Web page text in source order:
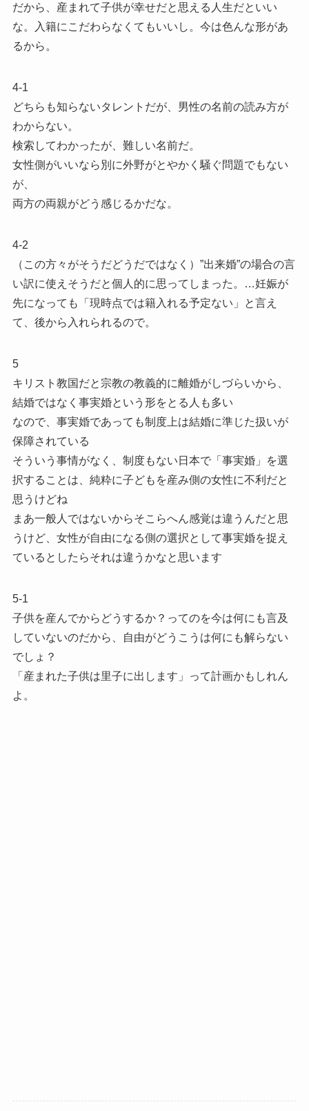
だから、産まれて子供が幸せだと思える人生だといい
な。入籍にこだわらなくてもいいし。今は色んな形があ
るから。
4-1
どちらも知らないタレントだが、男性の名前の読み方が
わからない。
検索してわかったが、難しい名前だ。
女性側がいいなら別に外野がとやかく騒ぐ問題でもない
が、
両方の両親がどう感じるかだな。
4-2
（この方々がそうだどうだではなく）”出来婚”の場合の言
い訳に使えそうだと個人的に思ってしまった。…妊娠が
先になっても「現時点では籍入れる予定ない」と言え
て、後から入れられるので。
5
キリスト教国だと宗教の教義的に離婚がしづらいから、
結婚ではなく事実婚という形をとる人も多い
なので、事実婚であっても制度上は結婚に準じた扱いが
保障されている
そういう事情がなく、制度もない日本で「事実婚」を選
択することは、純粋に子どもを産み側の女性に不利だと
思うけどね
まあ一般人ではないからそこらへん感覚は違うんだと思
うけど、女性が自由になる側の選択として事実婚を捉え
ているとしたらそれは違うかなと思います
5-1
子供を産んでからどうするか？ってのを今は何にも言及
していないのだから、自由がどうこうは何にも解らない
でしょ？
「産まれた子供は里子に出します」って計画かもしれん
よ。